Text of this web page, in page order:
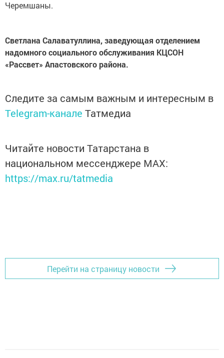
Черемшаны.
Светлана Салаватуллина, заведующая отделением
надомного социального обслуживания КЦСОН
«Рассвет» Апастовского района.
Следите за самым важным и интересным в
Telegram-канале Татмедиа
Читайте новости Татарстана в
национальном мессенджере MАХ:
https://max.ru/tatmedia
Перейти на страницу новости